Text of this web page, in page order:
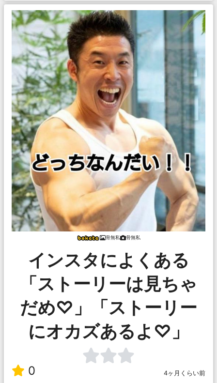
骨無私 骨無私
インスタによくある
「ストーリーは見ちゃ
だめ♡」「ストーリー
にオカズあるよ♡」
0 4ヶ月くらい前